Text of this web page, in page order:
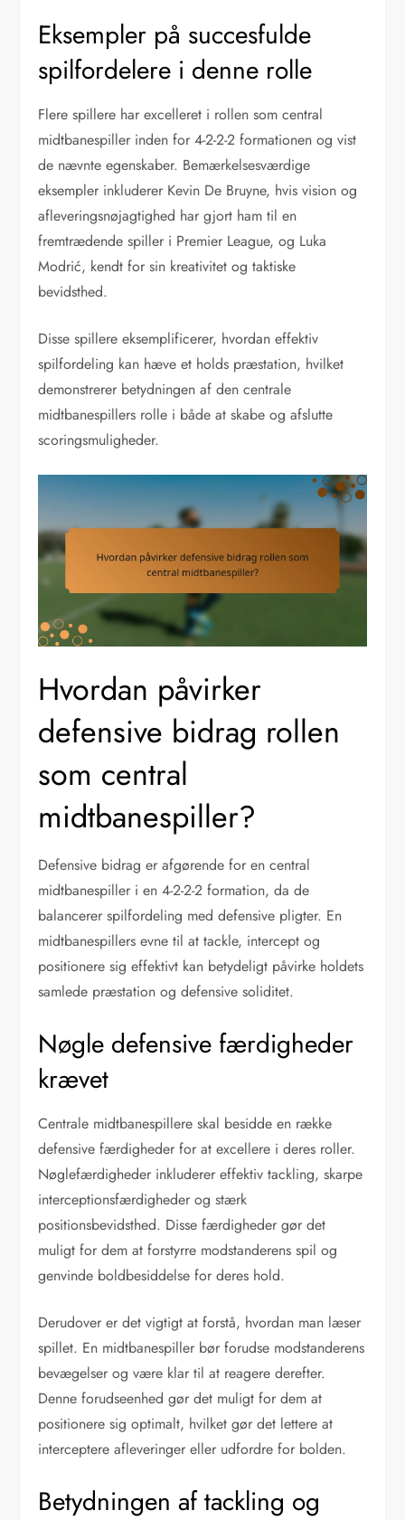
Eksempler på succesfulde
spilfordelere i denne rolle
Flere spillere har excelleret i rollen som central
midtbanespiller inden for 4-2-2-2 formationen og vist
de nævnte egenskaber. Bemærkelsesværdige
eksempler inkluderer Kevin De Bruyne, hvis vision og
afleveringsnøjagtighed har gjort ham til en
fremtrædende spiller i Premier League, og Luka
Modrić, kendt for sin kreativitet og taktiske
bevidsthed.
Disse spillere eksemplificerer, hvordan effektiv
spilfordeling kan hæve et holds præstation, hvilket
demonstrerer betydningen af den centrale
midtbanespillers rolle i både at skabe og afslutte
scoringsmuligheder.
Hvordan påvirker
defensive bidrag rollen
som central
midtbanespiller?
Defensive bidrag er afgørende for en central
midtbanespiller i en 4-2-2-2 formation, da de
balancerer spilfordeling med defensive pligter. En
midtbanespillers evne til at tackle, intercept og
positionere sig effektivt kan betydeligt påvirke holdets
samlede præstation og defensive soliditet.
Nøgle defensive færdigheder
krævet
Centrale midtbanespillere skal besidde en række
defensive færdigheder for at excellere i deres roller.
Nøglefærdigheder inkluderer effektiv tackling, skarpe
interceptionsfærdigheder og stærk
positionsbevidsthed. Disse færdigheder gør det
muligt for dem at forstyrre modstanderens spil og
genvinde boldbesiddelse for deres hold.
Derudover er det vigtigt at forstå, hvordan man læser
spillet. En midtbanespiller bør forudse modstanderens
bevægelser og være klar til at reagere derefter.
Denne forudseenhed gør det muligt for dem at
positionere sig optimalt, hvilket gør det lettere at
interceptere afleveringer eller udfordre for bolden.
Betydningen af tackling og